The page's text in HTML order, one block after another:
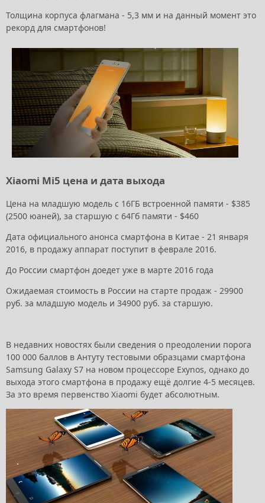
Толщина корпуса флагмана - 5,3 мм и на данный момент это
рекорд для смартфонов!
Xiaomi Mi5 цена и дата выхода
Цена на младшую модель с 16ГБ встроенной памяти - $385
(2500 юаней), за старшую с 64Гб памяти - $460
Дата официального анонса смартфона в Китае - 21 января
2016, в продажу аппарат поступит в феврале 2016.
До России смартфон доедет уже в марте 2016 года
Ожидаемая стоимость в России на старте продаж - 29900
руб. за младшую модель и 34900 руб. за старшую.
В недавних новостях были сведения о преодолении порога
100 000 баллов в Антуту тестовыми образцами смартфона
Samsung Galaxy S7 на новом процессоре Exynos, однако до
выхода этого смартфона в продажу ещё долгие 4-5 месяцев.
За это время первенство Xiaomi будет абсолютным.